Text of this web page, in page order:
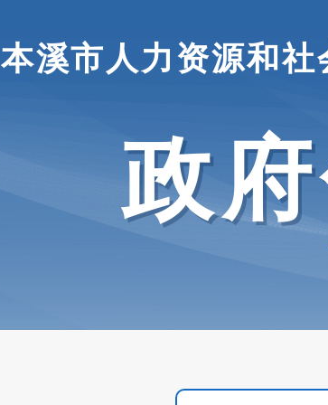
本溪市人力资源和社
政